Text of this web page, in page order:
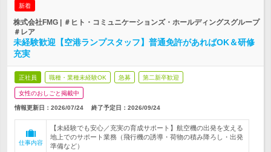
新着
株式会社FMG | ＃ヒト・コミュニケーションズ・ホールディングスグループ
＃レア
未経験歓迎【空港ランプスタッフ】普通免許があればOK＆研修
充実
正社員 職種・業種未経験OK 急募 第二新卒歓迎
女性のおしごと掲載中
情報更新日：2026/07/24 終了予定日： 2026/09/24
仕事内容
【未経験でも安心／充実の育成サポート】航空機の出発を支える
地上でのサポート業務（飛行機の誘導・荷物の積み降ろし・出発
準備など）